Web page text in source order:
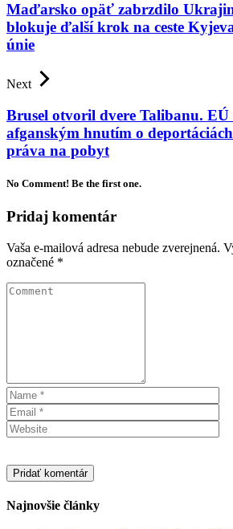
Maďarsko opäť zabrzdilo
blokuje ďalší krok na ceste
únie
Next
Brusel otvoril dvere Talibanu. EÚ
afganským hnutím o
práva na pobyt
No Comment! Be the first one.
Pridaj komentár
Vaša e-mailová adresa nebude zverejnená.
označené *
Najnovšie články